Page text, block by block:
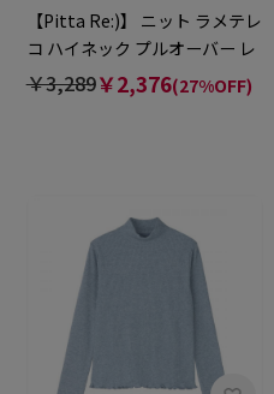
【Pitta Re:)】 ニット ラメテレ
コ ハイネック プルオーバー レ
ディース
￥3,289￥2,376(27%OFF)